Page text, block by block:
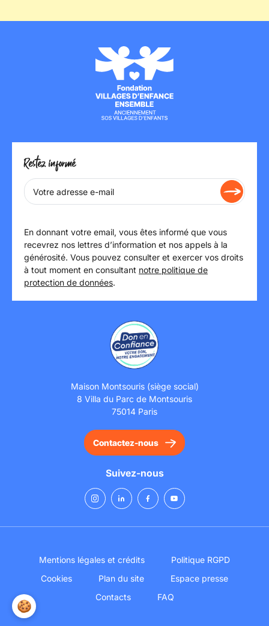
Restez informé
En donnant votre email, vous êtes informé que vous
recevrez nos lettres d’information et nos appels à la
générosité. Vous pouvez consulter et exercer vos droits
à tout moment en consultant notre politique de
protection de données.
Maison Montsouris (siège social)
8 Villa du Parc de Montsouris
75014 Paris
Contactez-nous
Suivez-nous
Mentions légales et crédits
Politique RGPD
Cookies
Plan du site
Espace presse
Contacts
FAQ
🍪